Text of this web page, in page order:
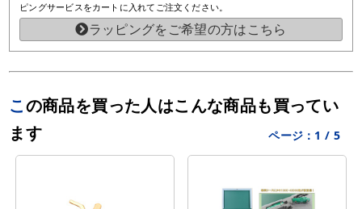
ピングサービスをカートに入れてご注文ください。
ラッピングをご希望の方はこちら
この商品を買った人はこんな商品も買ってい
ます
ページ： 1 / 5